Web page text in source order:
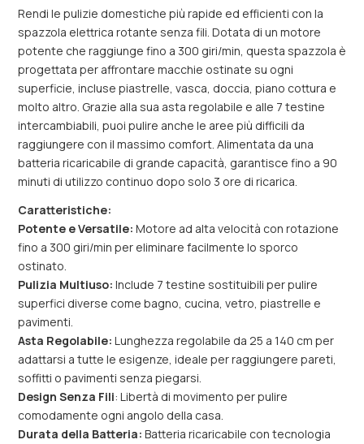
Rendi le pulizie domestiche più rapide ed efficienti con la
spazzola elettrica rotante senza fili. Dotata di un motore
potente che raggiunge fino a 300 giri/min, questa spazzola è
progettata per affrontare macchie ostinate su ogni
superficie, incluse piastrelle, vasca, doccia, piano cottura e
molto altro. Grazie alla sua asta regolabile e alle 7 testine
intercambiabili, puoi pulire anche le aree più difficili da
raggiungere con il massimo comfort. Alimentata da una
batteria ricaricabile di grande capacità, garantisce fino a 90
minuti di utilizzo continuo dopo solo 3 ore di ricarica.
Caratteristiche:
Potente e Versatile: Motore ad alta velocità con rotazione
fino a 300 giri/min per eliminare facilmente lo sporco
ostinato.
Pulizia Multiuso: Include 7 testine sostituibili per pulire
superfici diverse come bagno, cucina, vetro, piastrelle e
pavimenti.
Asta Regolabile: Lunghezza regolabile da 25 a 140 cm per
adattarsi a tutte le esigenze, ideale per raggiungere pareti,
soffitti o pavimenti senza piegarsi.
Design Senza Fili: Libertà di movimento per pulire
comodamente ogni angolo della casa.
Durata della Batteria: Batteria ricaricabile con tecnologia